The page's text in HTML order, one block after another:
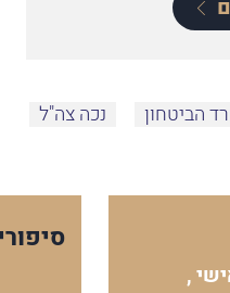
הביטחון נכה צה"ל
,